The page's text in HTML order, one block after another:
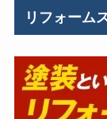
リフォーム